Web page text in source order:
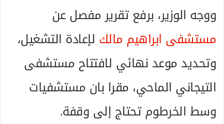
ووجه الوزير، برفع تقرير مفصل عن
مستشفى ابراهيم مالك لإعادة التشغيل،
وتحديد موعد نهائي لافتتاح مستشفى
التيجاني الماحي، مقرا بان مستشفيات
وسط الخرطوم تحتاج إلى وقفة.